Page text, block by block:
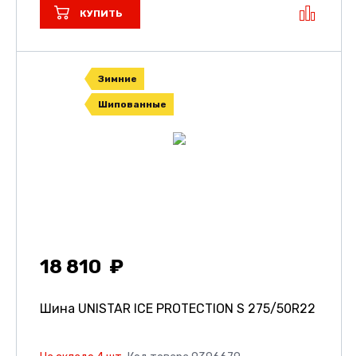
КУПИТЬ
Зимние
Шипованные
18 810
Шина UNISTAR ICE PROTECTION S 275/50R22